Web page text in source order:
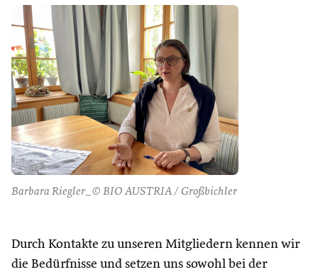
Barbara Riegler_© BIO AUSTRIA / Großbichler
Durch Kontakte zu unseren Mitgliedern kennen wir
die Bedürfnisse und setzen uns sowohl bei der